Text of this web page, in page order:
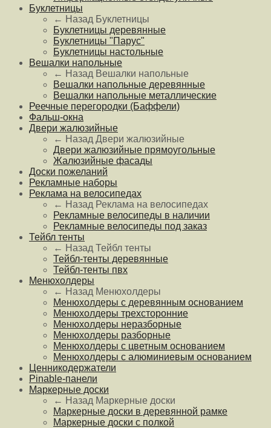
Буклетницы
← Назад Буклетницы
Буклетницы деревянные
Буклетницы "Парус"
Буклетницы настольные
Вешалки напольные
← Назад Вешалки напольные
Вешалки напольные деревянные
Вешалки напольные металлические
Реечные перегородки (Баффели)
Фальш-окна
Двери жалюзийные
← Назад Двери жалюзийные
Двери жалюзийные прямоугольные
Жалюзийные фасады
Доски пожеланий
Рекламные наборы
Реклама на велосипедах
← Назад Реклама на велосипедах
Рекламные велосипеды в наличии
Рекламные велосипеды под заказ
Тейбл тенты
← Назад Тейбл тенты
Тейбл-тенты деревянные
Тейбл-тенты пвх
Менюхолдеры
← Назад Менюхолдеры
Менюхолдеры с деревянным основанием
Менюхолдеры трехсторонние
Менюхолдеры неразборные
Менюхолдеры разборные
Менюхолдеры с цветным основанием
Менюхолдеры с алюминиевым основанием
Ценникодержатели
Pinable-панели
Маркерные доски
← Назад Маркерные доски
Маркерные доски в деревянной рамке
Маркерные доски с полкой